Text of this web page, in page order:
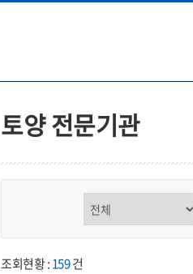
토양 전문기관
조회현황 :159건